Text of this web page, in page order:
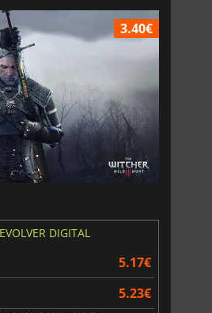
3.40€
DIGITAL
5.17€
5.23€